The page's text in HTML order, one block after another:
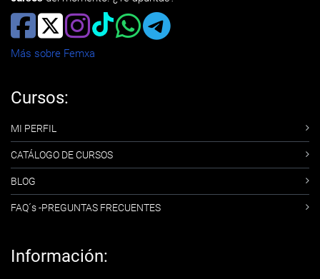
Más sobre Femxa
Cursos:
MI PERFIL
CATÁLOGO DE CURSOS
BLOG
FAQ´s -PREGUNTAS FRECUENTES
Información: